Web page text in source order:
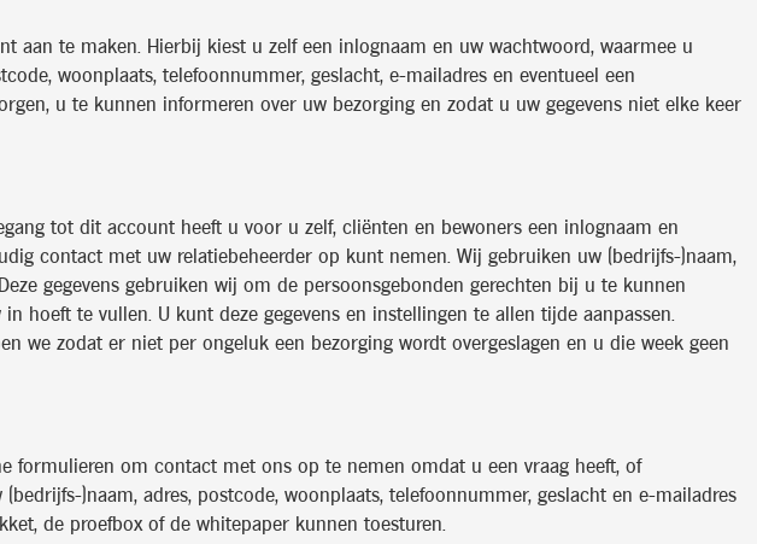
aan te maken. Hierbij kiest u zelf een inlognaam en uw wachtwoord, waarmee u
woonplaats, telefoonnummer, geslacht, e-mailadres en eventueel een
u te kunnen informeren over uw bezorging en zodat u uw gegevens niet elke keer
tot dit account heeft u voor u zelf, cliënten en bewoners een inlognaam en
contact met uw relatiebeheerder op kunt nemen. Wij gebruiken uw (bedrijfs-)naam,
gegevens gebruiken wij om de persoonsgebonden gerechten bij u te kunnen
hoeft te vullen. U kunt deze gegevens en instellingen te allen tijde aanpassen.
we zodat er niet per ongeluk een bezorging wordt overgeslagen en u die week geen
formulieren om contact met ons op te nemen omdat u een vraag heeft, of
)naam, adres, postcode, woonplaats, telefoonnummer, geslacht en e-mailadres
de proefbox of de whitepaper kunnen toesturen.